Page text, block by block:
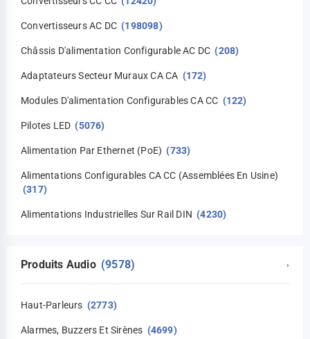
Convertisseurs AC DC (198098)
Châssis D'alimentation Configurable AC DC (208)
Adaptateurs Secteur Muraux CA CA (172)
Modules D'alimentation Configurables CA CC (122)
Pilotes LED (5076)
Alimentation Par Ethernet (PoE) (733)
Alimentations Configurables CA CC (assemblées En Usine)
(317)
Alimentations Industrielles Sur Rail DIN (4230)
Produits Audio (9578) ›
Haut-Parleurs (2773)
Alarmes, Buzzers Et Sirènes (4699)